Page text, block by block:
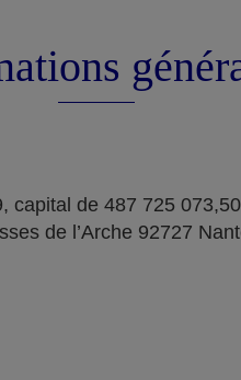
de 487 725
de l’Arche 92727